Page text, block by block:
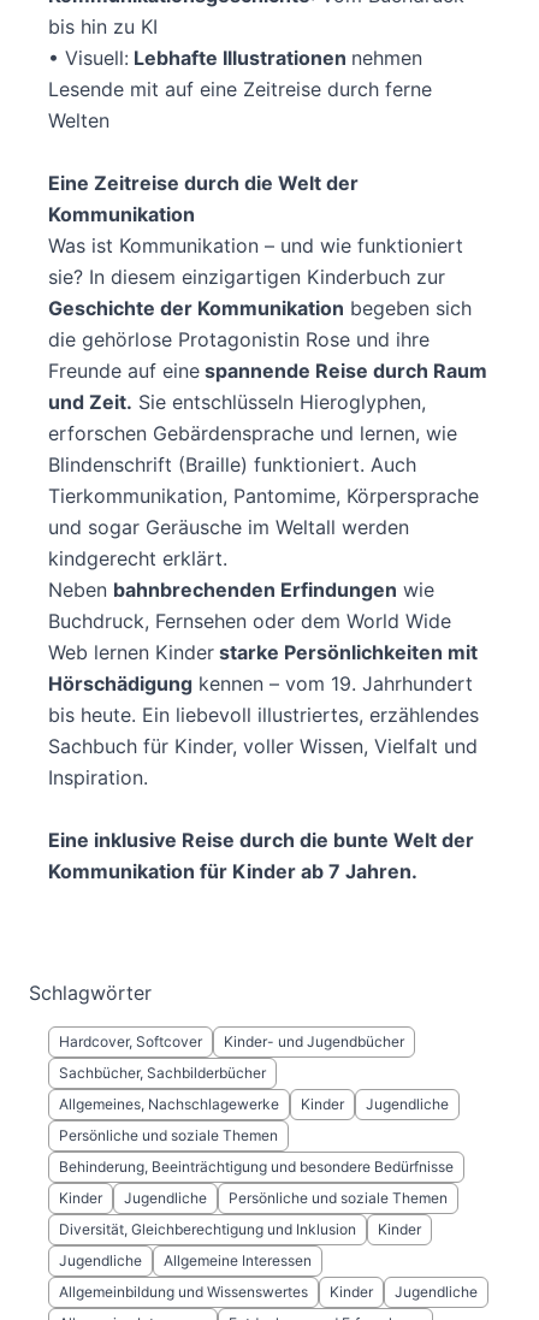
bis hin zu KI
• Visuell: Lebhafte Illustrationen nehmen
Lesende mit auf eine Zeitreise durch ferne
Welten
Eine Zeitreise durch die Welt der
Kommunikation
Was ist Kommunikation – und wie funktioniert
sie? In diesem einzigartigen Kinderbuch zur
Geschichte der Kommunikation begeben sich
die gehörlose Protagonistin Rose und ihre
Freunde auf eine spannende Reise durch Raum
und Zeit. Sie entschlüsseln Hieroglyphen,
erforschen Gebärdensprache und lernen, wie
Blindenschrift (Braille) funktioniert. Auch
Tierkommunikation, Pantomime, Körpersprache
und sogar Geräusche im Weltall werden
kindgerecht erklärt.
Neben bahnbrechenden Erfindungen wie
Buchdruck, Fernsehen oder dem World Wide
Web lernen Kinder starke Persönlichkeiten mit
Hörschädigung kennen – vom 19. Jahrhundert
bis heute. Ein liebevoll illustriertes, erzählendes
Sachbuch für Kinder, voller Wissen, Vielfalt und
Inspiration.
Eine inklusive Reise durch die bunte Welt der
Kommunikation für Kinder ab 7 Jahren.
Schlagwörter
Hardcover, Softcover
Kinder- und Jugendbücher
Sachbücher, Sachbilderbücher
Allgemeines, Nachschlagewerke
Kinder
Jugendliche
Persönliche und soziale Themen
Behinderung, Beeinträchtigung und besondere Bedürfnisse
Kinder
Jugendliche
Persönliche und soziale Themen
Diversität, Gleichberechtigung und Inklusion
Kinder
Jugendliche
Allgemeine Interessen
Allgemeinbildung und Wissenswertes
Kinder
Jugendliche